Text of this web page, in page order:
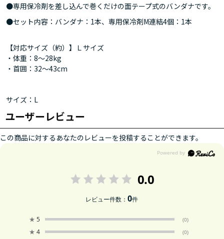
●専用保冷剤を差し込んで巻くだけの面テープ式のバンダナです。
●セット内容：バンダナ：1本、専用保冷剤M連結4個：1本
【対応サイズ（約）】Ｌサイズ
・体重：8～28kg
・首囲：32～43cm
サイズ：L
ユーザーレビュー
この商品に対するあなたのレビューを投稿することができます。
0.0
レビュー件数：0件
★ 5 (0)
★ 4 (0)